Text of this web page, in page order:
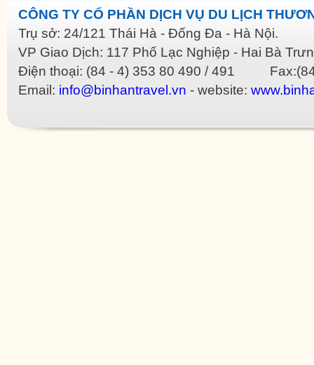
CÔNG TY CỔ PHẦN DỊCH VỤ DU LỊCH
Trụ sở: 24/121 Thái Hà - Đống Đa - Hà Nội.
VP Giao Dịch: 117 Phố Lạc Nghiệp - Hai Bà
Điện thoại: (84 - 4) 353 80 490 / 491 Fax:(84
Email: info@binhantravel.vn - website: